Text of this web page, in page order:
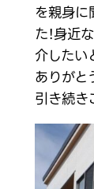
を親身
た！身近
介したい
ありがと
引き続き